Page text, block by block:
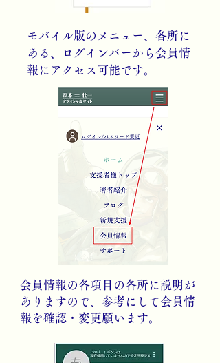
モバイル版のメニュー、各所に
ある、ログインバーから会員情
報にアクセス可能です。
​会員情報の各項目の各所に説明が
ありますので、参考にして会員情
報を確認・変更願います。